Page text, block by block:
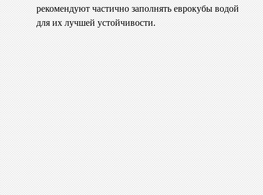
рекомендуют частично заполнять еврокубы водой
для их лучшей устойчивости.